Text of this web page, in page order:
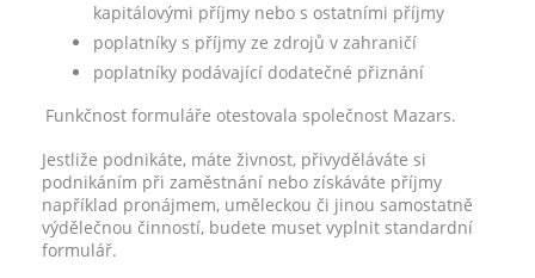
kapitálovými příjmy nebo s ostatními příjmy
poplatníky s příjmy ze zdrojů v zahraničí
poplatníky podávající dodatečné přiznání
Funkčnost formuláře otestovala společnost Mazars.
Jestliže podnikáte, máte živnost, přivyděláváte si
podnikáním při zaměstnání nebo získáváte příjmy
například pronájmem, uměleckou či jinou samostatně
výdělečnou činností, budete muset vyplnit standardní
formulář.